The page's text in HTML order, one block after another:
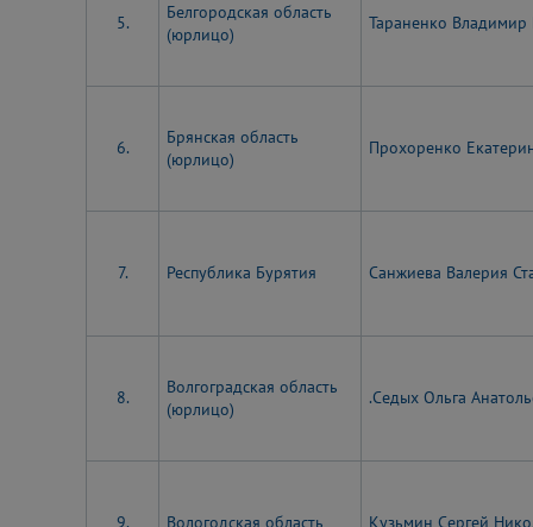
5.
Белгородская область
(юрлицо)
Тараненко Владимир
6.
Брянская область
(юрлицо)
Прохоренко
7. Республика Бурятия Санжиева Валерия
8.
Волгоградская область
(юрлицо)
.Седых Ольга
9. Вологодская область Кузьмин Сергей